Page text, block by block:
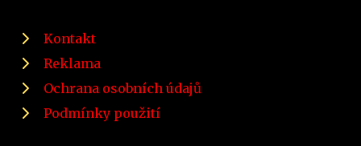
Kontakt
Reklama
Ochrana osobních údajů
Podmínky použití